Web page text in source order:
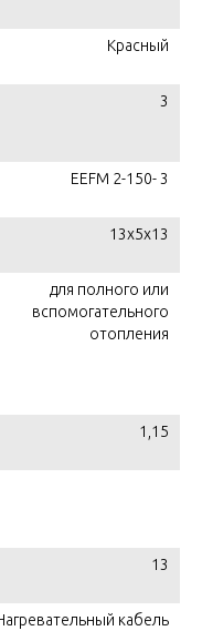
Красный
3
EEFM 2-150- 3
13x5x13
для полного или
вспомогательного
отопления
1,15
13
кабель